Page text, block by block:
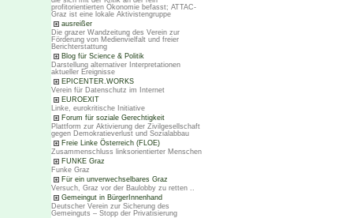
profitorientierten Ökonomie befasst; ATTAC-
Graz ist eine lokale Aktivistengruppe
ausreißer
Die grazer Wandzeitung des Verein zur
Förderung von Medienvielfalt und freier
Berichterstattung
Blog für Science & Politik
Darstellung alternativer Interpretationen
aktueller Ereignisse
EPICENTER.WORKS
Verein für Datenschutz im Internet
EUROEXIT
Linke, eurokritische Initiative
Forum für soziale Gerechtigkeit
Plattform zur Aktivierung der Zivilgesellschaft
gegen Demokratieverlust und Sozialabbau
Freie Linke Österreich (FLOE)
Zusammenschluss linksorientierter Menschen
FUNKE Graz
Funke Graz
Für ein unverwechselbares Graz
Versuch, Graz vor der Baulobby zu retten ..
Gemeingut in BürgerInnenhand
Deutscher Verein zur Sicherung des
Gemeinguts – Stopp der Privatisierung